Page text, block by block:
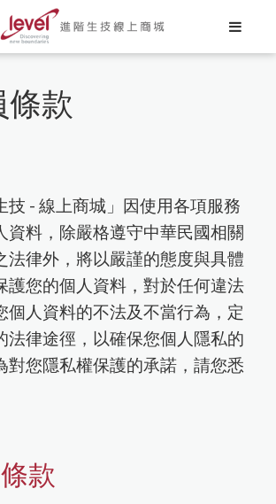
條款
技 - 線上商城」因使用各項服務
資料，除嚴格遵守中華民國相關
法律外，將以嚴謹的態度與具體
護您的個人資料，對於任何違法
個人資料的不法及不當行為，定
法律途徑，以確保您個人隱私的
對您隱私權保護的承諾，請您悉
款